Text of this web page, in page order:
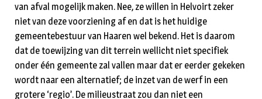
van afval mogelijk maken. Nee, ze willen in Helvoirt zeker
niet van deze voorziening af en dat is het huidige
gemeentebestuur van Haaren wel bekend. Het is daarom
dat de toewijzing van dit terrein wellicht niet specifiek
onder één gemeente zal vallen maar dat er eerder gekeken
wordt naar een alternatief; de inzet van de werf in een
grotere ‘regio’. De milieustraat zou dan niet een